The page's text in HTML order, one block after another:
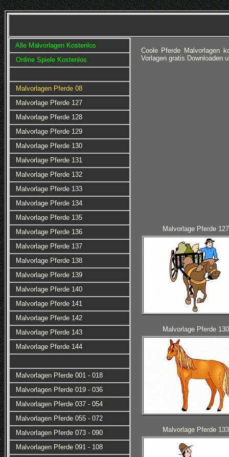
Alle Malvorlagen Kostenlos
Online Spiele Kostenlos
Malvorlagen Pferde 08
Malvorlage Pferde 127
Malvorlage Pferde 128
Malvorlage Pferde 129
Malvorlage Pferde 130
Malvorlage Pferde 131
Malvorlage Pferde 132
Malvorlage Pferde 133
Malvorlage Pferde 134
Malvorlage Pferde 135
Malvorlage Pferde 136
Malvorlage Pferde 137
Malvorlage Pferde 138
Malvorlage Pferde 139
Malvorlage Pferde 140
Malvorlage Pferde 141
Malvorlage Pferde 142
Malvorlage Pferde 143
Malvorlage Pferde 144
Malvorlagen Pferde 001 - 018
Malvorlagen Pferde 019 - 036
Malvorlagen Pferde 037 - 054
Malvorlagen Pferde 055 - 072
Malvorlagen Pferde 073 - 090
Malvorlagen Pferde 091 - 108
Coole Pferde Malvorlagen
Vorlagen gratis Downloaden
Malvorlage Pferde 127
Malvorlage Pferde 130
Malvorlage Pferde 133